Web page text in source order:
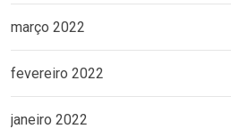
março 2022
fevereiro 2022
janeiro 2022